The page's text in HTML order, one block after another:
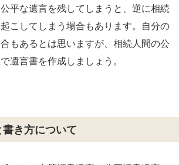
平な遺言を残してしまうと、逆に相続
こしてしまう場合もあります。自分の
もあるとは思いますが、相続人間の公
遺言書を作成しましょう。
き方について